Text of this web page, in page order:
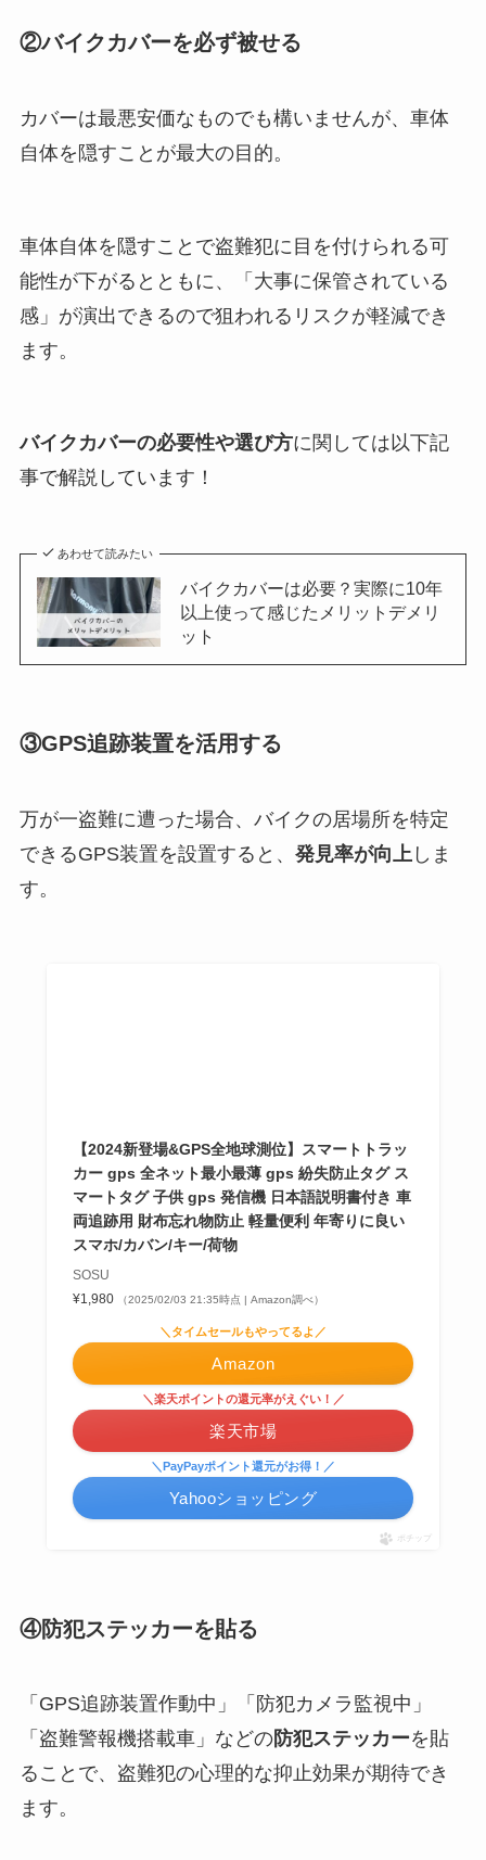
②バイクカバーを必ず被せる
カバーは最悪安価なものでも構いませんが、車体
自体を隠すことが最大の目的。
車体自体を隠すことで盗難犯に目を付けられる可
能性が下がるとともに、「大事に保管されている
感」が演出できるので狙われるリスクが軽減でき
ます。
バイクカバーの必要性や選び方に関しては以下記
事で解説しています！
あわせて読みたい
バイクカバーは必要？実際に10年
以上使って感じたメリットデメリ
ット
③GPS追跡装置を活用する
万が一盗難に遭った場合、バイクの居場所を特定
できるGPS装置を設置すると、 発見率が向上 しま
す。
【2024新登場&GPS全地球測位】スマートトラッ
カー gps 全ネット最小最薄 gps 紛失防止タグ ス
マートタグ 子供 gps 発信機 日本語説明書付き 車
両追跡用 財布忘れ物防止 軽量便利 年寄りに良い
スマホ/カバン/キー/荷物
SOSU
¥1,980
（2025/02/03 21:35時点 | Amazon調べ）
＼タイムセールもやってるよ／
Amazon
＼楽天ポイントの還元率がえぐい！／
楽天市場
＼PayPayポイント還元がお得！／
Yahooショッピング
ポチップ
④防犯ステッカーを貼る
「GPS追跡装置作動中」「防犯カメラ監視中」
「盗難警報機搭載車」などの防犯ステッカーを貼
ることで、盗難犯の心理的な抑止効果が期待でき
ます。